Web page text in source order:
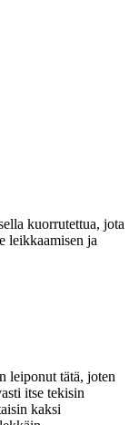
kuorrutettua, jota
leikkaamisen ja
leiponut tätä, joten
itse tekisin
kaksi